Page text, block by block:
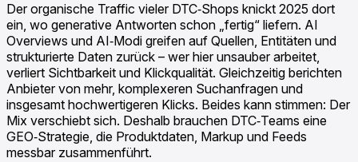
Der organische Traffic vieler DTC‑Shops knickt 2025 dort
ein, wo generative Antworten schon „fertig“ liefern. AI
Overviews und AI‑Modi greifen auf Quellen, Entitäten und
strukturierte Daten zurück – wer hier unsauber arbeitet,
verliert Sichtbarkeit und Klickqualität. Gleichzeitig berichten
Anbieter von mehr, komplexeren Suchanfragen und
insgesamt hochwertigeren Klicks. Beides kann stimmen: Der
Mix verschiebt sich. Deshalb brauchen DTC‑Teams eine
GEO‑Strategie, die Produktdaten, Markup und Feeds
messbar zusammenführt.